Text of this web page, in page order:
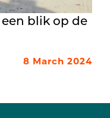
blik op de
8 March 2024